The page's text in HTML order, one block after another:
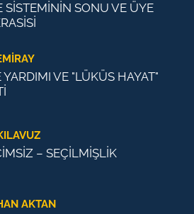
SİSTEMİNİN SONU VE ÜYE
VE "LÜKÜS HAYAT"
– SEÇİLMİŞLİK
AKTAN